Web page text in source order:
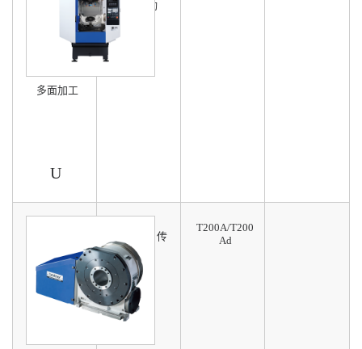
多面加工
U
可选5联动
滚子轴承传
动
速度高
寿命长
T200A/T200
Ad